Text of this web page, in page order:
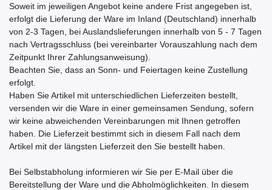
Soweit im jeweiligen Angebot keine andere Frist angegeben ist,
erfolgt die Lieferung der Ware im Inland (Deutschland) innerhalb
von 2-3 Tagen, bei Auslandslieferungen innerhalb von 5 - 7 Tagen
nach Vertragsschluss (bei vereinbarter Vorauszahlung nach dem
Zeitpunkt Ihrer Zahlungsanweisung).
Beachten Sie, dass an Sonn- und Feiertagen keine Zustellung
erfolgt.
Haben Sie Artikel mit unterschiedlichen Lieferzeiten bestellt,
versenden wir die Ware in einer gemeinsamen Sendung, sofern
wir keine abweichenden Vereinbarungen mit Ihnen getroffen
haben.
Die Lieferzeit bestimmt sich in diesem Fall nach dem
Artikel mit der längsten Lieferzeit den Sie bestellt haben.
Bei Selbstabholung informieren wir Sie per E-Mail über die
Bereitstellung der Ware und die Abholmöglichkeiten. In diesem